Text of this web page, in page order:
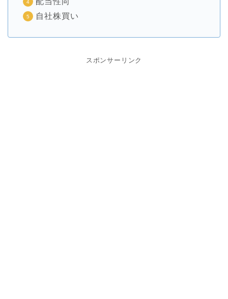
自社株買い
スポンサーリンク